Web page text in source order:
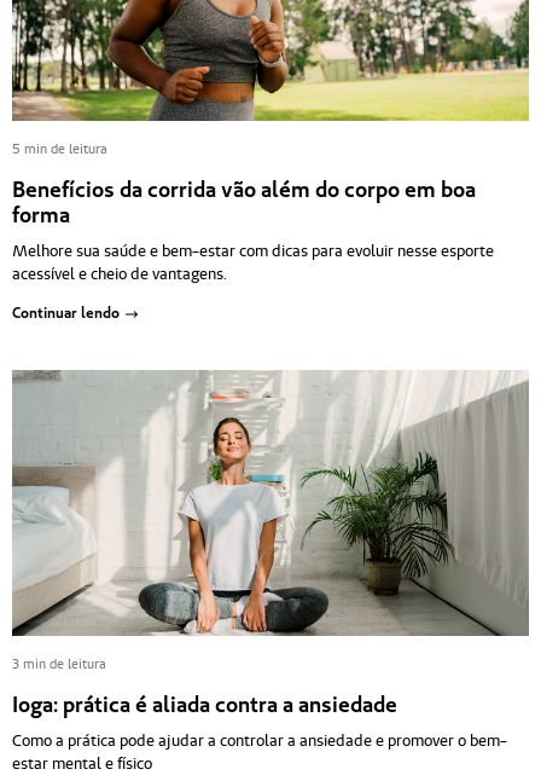
5 min de leitura
Benefícios da corrida vão além do corpo em boa
forma
Melhore sua saúde e bem-estar com dicas para evoluir nesse esporte
acessível e cheio de vantagens.
Continuar lendo
3 min de leitura
Ioga: prática é aliada contra a ansiedade
Como a prática pode ajudar a controlar a ansiedade e promover o bem-
estar mental e físico